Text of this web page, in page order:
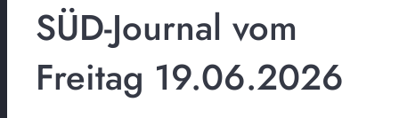
SÜD-Journal vom
Freitag 19.06.2026